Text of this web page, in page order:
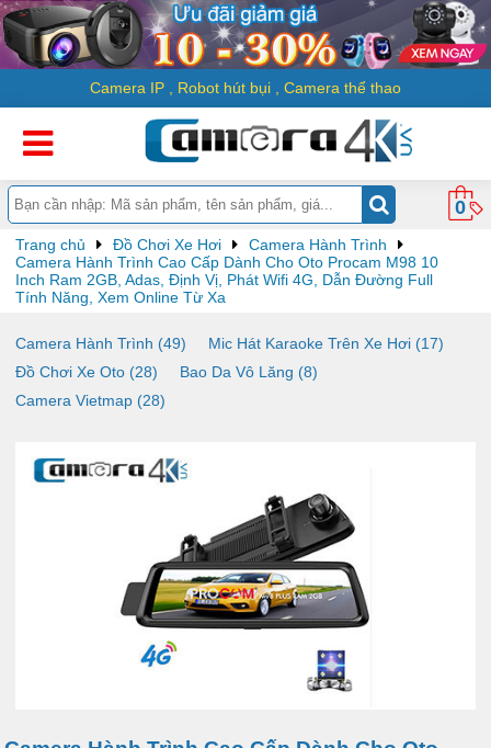
Camera IP Robot hút bụi Camera thể thao
0
Trang chủ Đồ Chơi Xe Hơi
Camera Hành Trình
Camera Hành Trình Cao Cấp Dành Cho Oto Procam M98 10
Inch Ram 2GB, Adas, Định Vị, Phát Wifi 4G, Dẫn Đường Full
Tính Năng, Xem Online Từ Xa
Camera Hành Trình (49)
Mic Hát Karaoke Trên Xe Hơi (17)
Đồ Chơi Xe Oto (28)
Bao Da Vô Lăng (8)
Camera Vietmap (28)